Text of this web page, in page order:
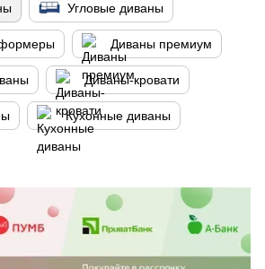
Угловые диваны
Диваны премиум
Диваны-кровати
Кухонные диваны